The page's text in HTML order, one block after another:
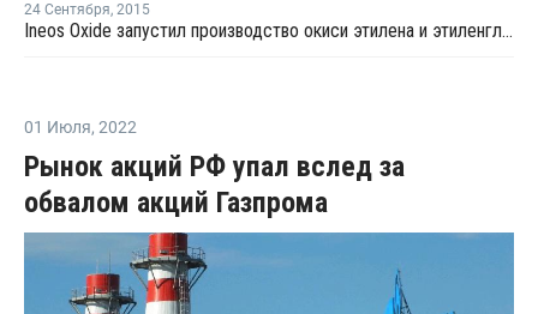
24 Сентября, 2015
Ineos Oxide запустил производство окиси этилена и этиленгликоля в Германии
01 Июля, 2022
Рынок акций РФ упал вслед за
обвалом акций Газпрома